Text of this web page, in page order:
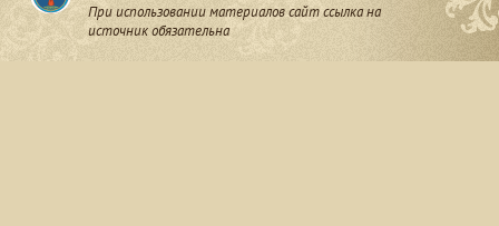
При использовании материалов сайт ссылка на
источник обязательна